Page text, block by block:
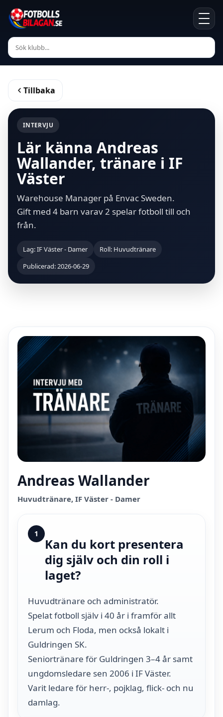
Tillbaka
INTERVJU
Lär känna Andreas
Wallander, tränare i IF
Väster
Warehouse Manager på Envac Sweden.
Gift med 4 barn varav 2 spelar fotboll till och
från.
Lag: IF Väster - Damer
Roll: Huvudtränare
Publicerad: 2026-06-29
Andreas Wallander
Huvudtränare, IF Väster - Damer
1
Kan du kort presentera
dig själv och din roll i
laget?
Huvudtränare och administratör.
Spelat fotboll själv i 40 år i framför allt
Lerum och Floda, men också lokalt i
Guldringen SK.
Seniortränare för Guldringen 3–4 år samt
ungdomsledare sen 2006 i IF Väster.
Varit ledare för herr-, pojklag, flick- och nu
damlag.